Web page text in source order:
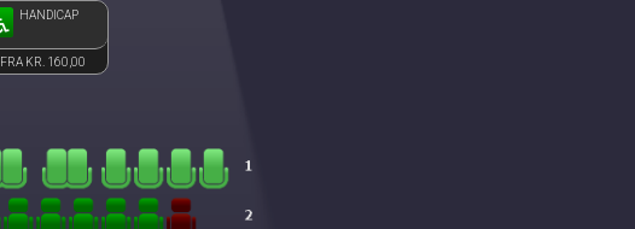
HANDICAP
FRA KR. 160,00